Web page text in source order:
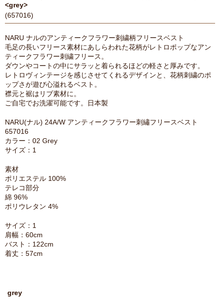
<grey>
(657016)
NARU ナルのアンティークフラワー刺繍柄フリースベスト
毛足の長いフリース素材にあしらわれた花柄がレトロポップなアン
ティークフラワー刺繍フリース。
ダウンやコートの中にサラッと着られるほどの軽さと厚みです。
レトロヴィンテージを感じさせてくれるデザインと、花柄刺繍のポ
ップさが遊び心溢れるベスト。
襟元と裾はリブ素材に。
ご自宅でお洗濯可能です。日本製
NARU(ナル) 24A/W アンティークフラワー刺繡フリースベスト
657016
カラー：02 Grey
サイズ：1
素材
ポリエステル 100%
テレコ部分
綿 96%
ポリウレタン 4%
サイズ：1
肩幅：60cm
バスト：122cm
着丈：57cm
grey